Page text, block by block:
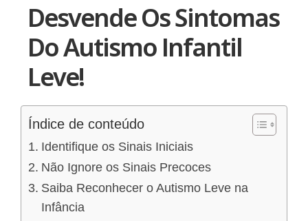
Desvende Os Sintomas
Do Autismo Infantil
Leve!
Índice de conteúdo
Identifique os Sinais Iniciais
Não Ignore os Sinais Precoces
Saiba Reconhecer o Autismo Leve na
Infância